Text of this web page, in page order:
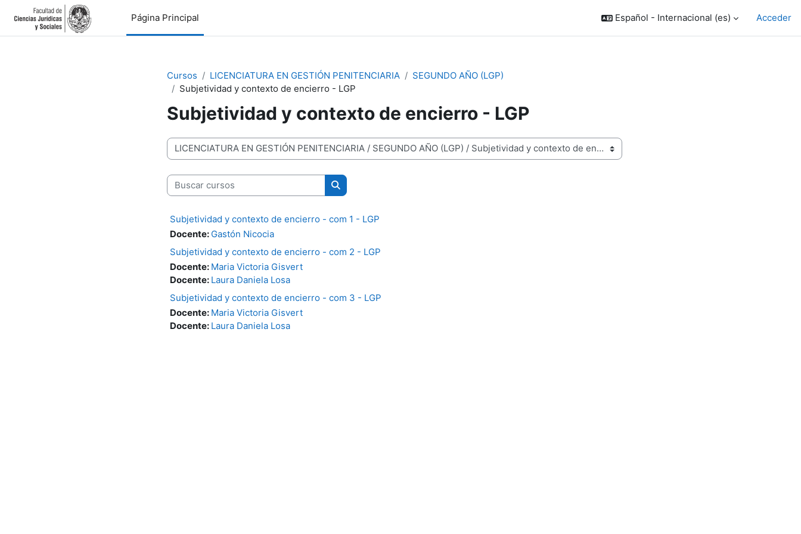
Salta al contenido principal
Página Principal
Español - Internacional ‎(es)‎ Acceder
Cursos LICENCIATURA EN GESTIÓN PENITENCIARIA
SEGUNDO AÑO (LGP)
Subjetividad y contexto de encierro - LGP
Subjetividad y contexto de encierro - LGP
Categorías
Buscar cursos
Buscar cursos
Subjetividad y contexto de encierro - com 1 - LGP
Docente: Gastón Nicocia
Subjetividad y contexto de encierro - com 2 - LGP
Docente: Maria Victoria Gisvert
Docente: Laura Daniela Losa
Subjetividad y contexto de encierro - com 3 - LGP
Docente: Maria Victoria Gisvert
Docente: Laura Daniela Losa